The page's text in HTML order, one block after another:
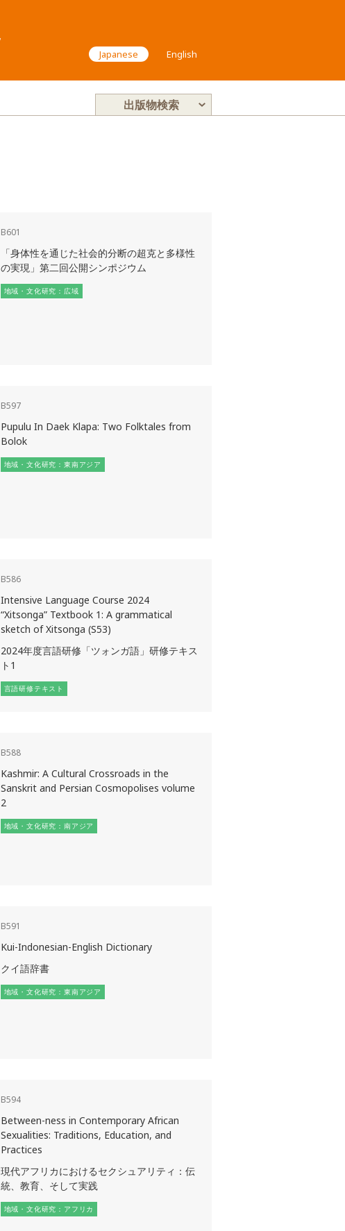
Japanese English
出版物検索
B601
「身体性を通じた社会的分断の超克と多様性
の実現」第二回公開シンポジウム
地域・文化研究：広域
B597
Pupulu In Daek Klapa: Two Folktales from
Bolok
地域・文化研究：東南アジア
B586
Intensive Language Course 2024
“Xitsonga” Textbook 1: A grammatical
sketch of Xitsonga (S53)
2024年度言語研修「ツォンガ語」研修テキス
ト1
言語研修テキスト
B588
Kashmir: A Cultural Crossroads in the
Sanskrit and Persian Cosmopolises volume
2
地域・文化研究：南アジア
B591
Kui-Indonesian-English Dictionary
クイ語辞書
地域・文化研究：東南アジア
B594
Between-ness in Contemporary African
Sexualities: Traditions, Education, and
Practices
現代アフリカにおけるセクシュアリティ：伝
統、教育、そして実践
地域・文化研究：アフリカ